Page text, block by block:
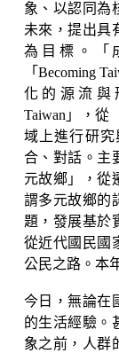
象、以認同為
未來，提出具
為目標。「
「Becoming
化的源流與
Taiwan」，從
域上進行研
合、對話。主
元故鄉」，從
謂多元故鄉的
題，發展基於
從近代國民國
公民之路。本
今日，無論在
的生活經驗。
象之前，人群